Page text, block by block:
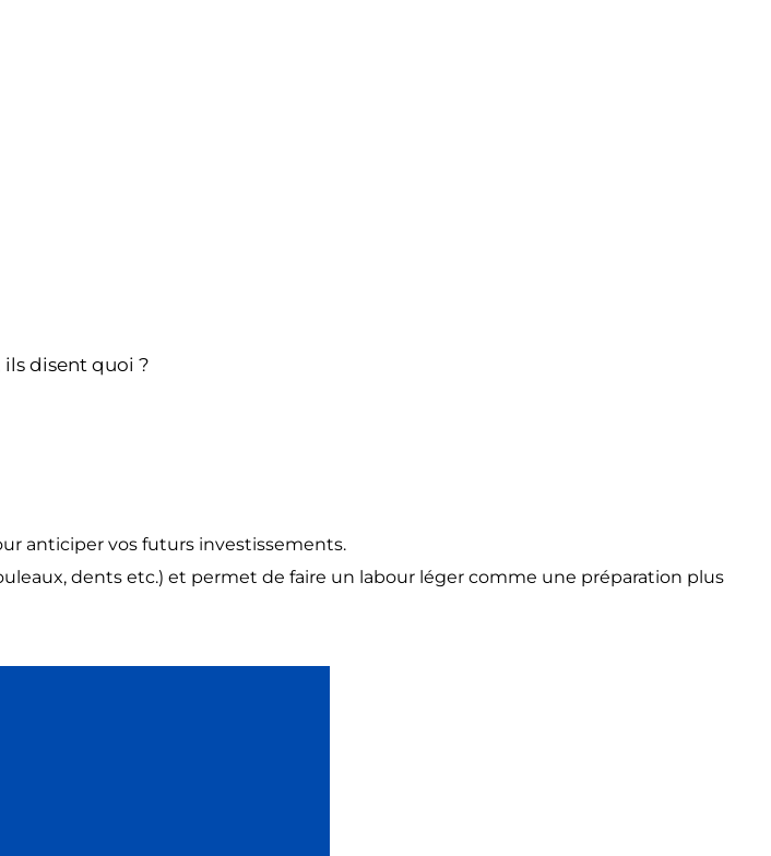
ils disent quoi ?
anticiper vos futurs investissements.
dents etc.) et permet de faire un labour léger comme une préparation plus